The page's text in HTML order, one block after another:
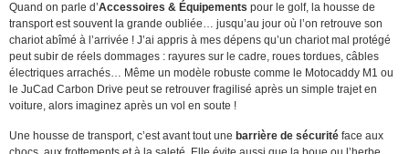
Quand on parle d’Accessoires & Équipements pour le golf, la housse de
transport est souvent la grande oubliée… jusqu’au jour où l’on retrouve son
chariot abîmé à l’arrivée ! J’ai appris à mes dépens qu’un chariot mal protégé
peut subir de réels dommages : rayures sur le cadre, roues tordues, câbles
électriques arrachés… Même un modèle robuste comme le Motocaddy M1 ou
le JuCad Carbon Drive peut se retrouver fragilisé après un simple trajet en
voiture, alors imaginez après un vol en soute !
Une housse de transport, c’est avant tout une barrière de sécurité face aux